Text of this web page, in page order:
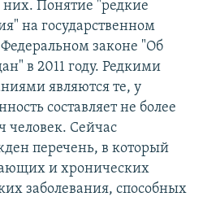
Понятие "редкие
на государственном
законе "Об
в 2011 году. Редкими
являются те, у
составляет не более
человек. Сейчас
перечень, в который
и хронических
заболевания, способных